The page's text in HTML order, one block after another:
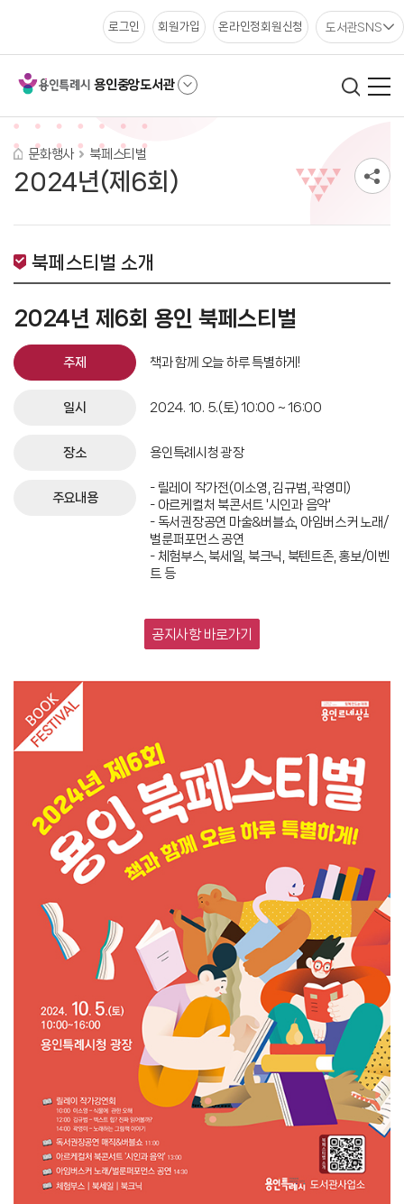
용인중앙도서관
로그인 회원가입 온라인정회원신청 도서관SNS
문화행사 북페스티벌
2024년(제6회)
북페스티벌 소개
2024년 제6회 용인 북페스티벌
주제 책과 함께 오늘 하루 특별하게!
일시 2024. 10. 5.(토) 10:00 ~ 16:00
장소 용인특례시청 광장
주요내용
- 릴레이 작가전(이소영, 김규범, 곽영미)
- 아르케컬처 북콘서트 '시인과 음악'
- 독서권장공연 마술&버블쇼, 아임버스커 노래/
벌룬퍼포먼스 공연
- 체험부스, 북세일, 북크닉, 북텐트존, 홍보/이벤
트 등
공지사항 바로가기